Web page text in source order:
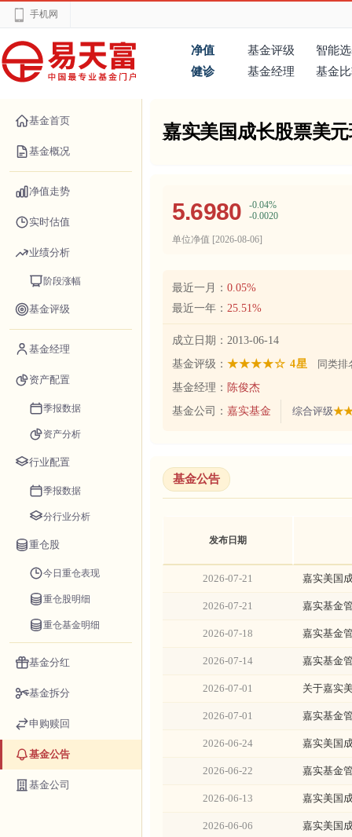
手机网
净值 基金评级
智能
健诊
基金经理 基金
基金首页
基金概况
净值走势
实时估值
业绩分析
阶段涨幅
基金评级
基金经理
资产配置
季报数据
资产分析
行业配置
季报数据
分行业分析
重仓股
今日重仓表现
重仓股明细
重仓基金明细
基金分红
基金拆分
申购赎回
基金公告
基金公司
嘉实美国成长股票美
5.6980
-0.04%
-0.0020
单位净值 [2026-08-06]
最近一月： 0.05%
最近一年： 25.51%
成立日期： 2013-06-14
基金评级： ★★★★☆ 4星
同类排
基金经理： 陈俊杰
基金公司： 嘉实基金 综合评级
基金公告
发布日期
2026-07-21 嘉实美国
2026-07-21 嘉实基金
2026-07-18 嘉实基金
2026-07-14 嘉实基金
2026-07-01 关于嘉实
2026-07-01 嘉实基金
2026-06-24 嘉实美国
2026-06-22 嘉实基金
2026-06-13 嘉实美国
2026-06-06 嘉实美国